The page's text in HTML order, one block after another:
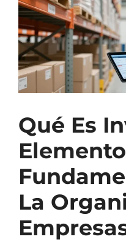
Qué Es
Elemento
La